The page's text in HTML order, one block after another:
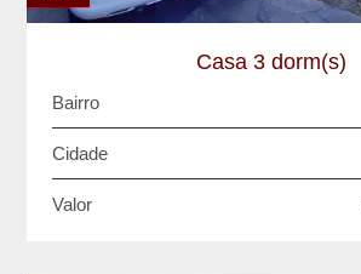
Casa 3 dorm(s)
Bairro
Cidade
Valor